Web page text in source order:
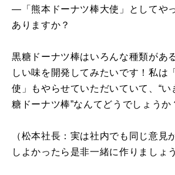
―「熊本ドーナツ棒大使」としてや
ありますか？
黒糖ドーナツ棒はいろんな種類があ
しい味を開発してみたいです！私は
使」もやらせていただいていて、“
糖ドーナツ棒”なんてどうでしょうか
（松本社長：実は社内でも同じ意見
しよかったら是非一緒に作りましょ